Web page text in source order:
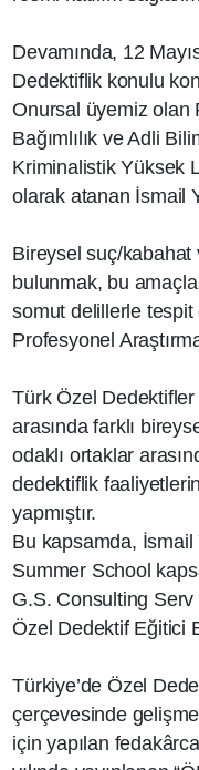
Devamında, 12
Dedektiflik konulu
Onursal üyemiz olan
Bağımlılık ve Adli
Kriminalistik Yüksek
olarak atanan İsmail
Bireysel suç/kabahat
bulunmak, bu
somut delillerle tespit
Profesyonel
Türk Özel
arasında farklı
odaklı ortaklar
dedektiflik
yapmıştır.
Bu kapsamda, İsmail
Summer School
G.S. Consulting Serv
Özel Dedektif Eğitici
Türkiye’de Özel
çerçevesinde
için yapılan